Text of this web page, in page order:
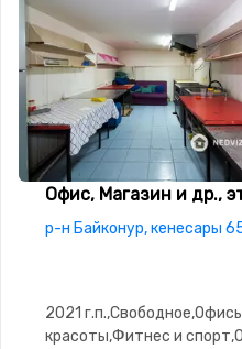
Офис, Магазин и др.,
р-н Байконур, кенесары
2021
красоты,Фитнес и